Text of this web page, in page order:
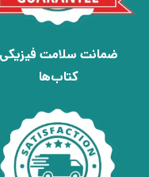
ضمانت سلامت فیزیکی
کتاب‌ها